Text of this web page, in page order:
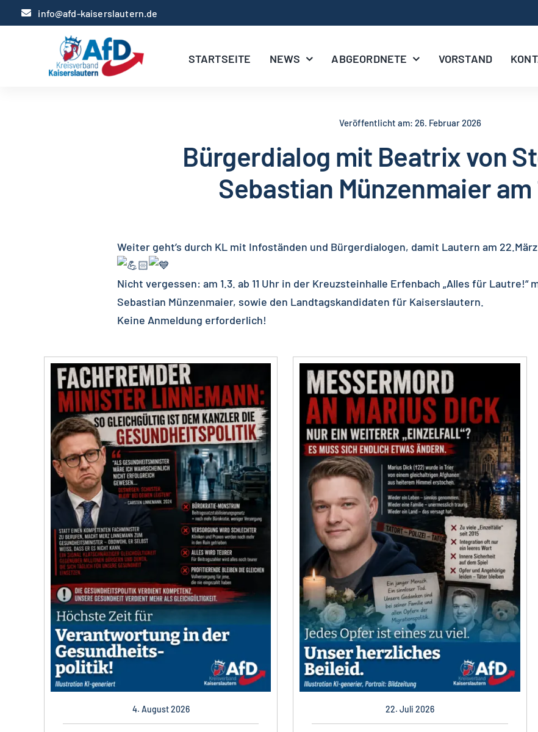
Zum
Inhalt
info@afd-kaiserslautern.de
STARTSEITE NEWS ABGEORDNETE VORSTAND
Veröffentlicht am: 26. Februar 2026
Bürgerdialog mit Beatrix von
Sebastian Münzenmaier am
Weiter geht’s durch KL mit Infoständen und Bürgerdialogen, damit Lautern am
Nicht vergessen: am 1.3. ab 11 Uhr in der Kreuzsteinhalle Erfenbach „Alles für Lautre!“
Sebastian Münzenmaier, sowie den Landtagskandidaten für Kaiserslautern.
Keine Anmeldung erforderlich!
4. August 2026 22. Juli 2026